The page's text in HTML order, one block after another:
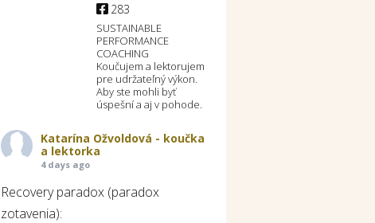
283
SUSTAINABLE
PERFORMANCE
COACHING
Koučujem a lektorujem
pre udržateľný výkon.
Aby ste mohli byť
úspešní a aj v pohode.
Katarína Ožvoldová - koučka
a lektorka
4 days ago
Recovery paradox (paradox
zotavenia):